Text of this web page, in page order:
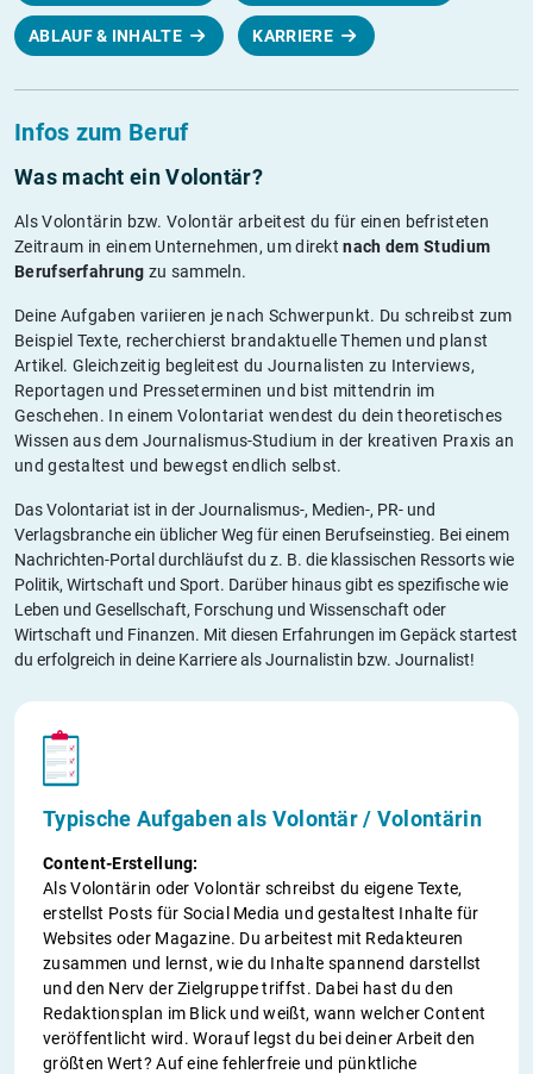
ABLAUF & INHALTE KARRIERE
Infos zum Beruf
Was macht ein Volontär?
Als Volontärin bzw. Volontär arbeitest du für einen befristeten
Zeitraum in einem Unternehmen, um direktnach dem Studium
Berufserfahrung zu sammeln.
Deine Aufgaben variieren je nach Schwerpunkt. Du schreibst zum
Beispiel Texte, recherchierst brandaktuelle Themen und planst
Artikel. Gleichzeitig begleitest du Journalisten zu Interviews,
Reportagen und Presseterminen und bist mittendrin im
Geschehen. In einem Volontariat wendest du dein theoretisches
Wissen aus dem Journalismus-Studium in der kreativen Praxis an
und gestaltest und bewegst endlich selbst.
Das Volontariat ist in der Journalismus-, Medien-, PR- und
Verlagsbranche ein üblicher Weg für einen Berufseinstieg. Bei einem
Nachrichten-Portal durchläufst du z. B. die klassischen Ressorts wie
Politik, Wirtschaft und Sport. Darüber hinaus gibt es spezifische wie
Leben und Gesellschaft, Forschung und Wissenschaft oder
Wirtschaft und Finanzen. Mit diesen Erfahrungen im Gepäck startest
du erfolgreich in deine Karriere als Journalistin bzw. Journalist!
Typische Aufgaben als Volontär / Volontärin
Content-Erstellung:
Als Volontärin oder Volontär schreibst du eigene Texte,
erstellst Posts für Social Media und gestaltest Inhalte für
Websites oder Magazine. Du arbeitest mit Redakteuren
zusammen und lernst, wie du Inhalte spannend darstellst
und den Nerv der Zielgruppe triffst. Dabei hast du den
Redaktionsplan im Blick und weißt, wann welcher Content
veröffentlicht wird. Worauf legst du bei deiner Arbeit den
größten Wert? Auf eine fehlerfreie und pünktliche